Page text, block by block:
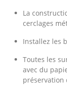
La
cerclages
Installez les
Toutes les
avec du
préservation